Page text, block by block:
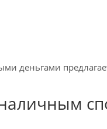
деньгами